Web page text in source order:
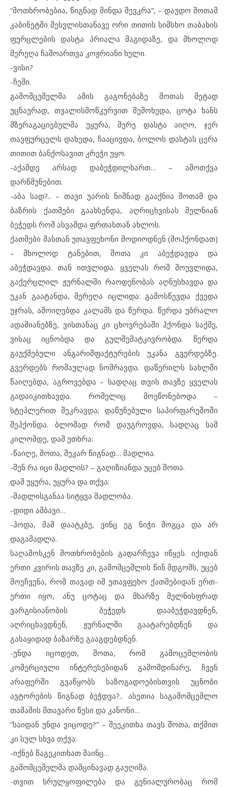
“მოთხრობებია, წიგნად მინდა შევკრა”, – დაუდო შოთამ
კაბინეტში შესვლისთანავე ორი თითის სიმსხო თაბახის
ფურცლების დასტა პრიალა მაგიდაზე, და მხოლოდ
მერეღა ჩამოართვა კოჟრიანი ხელი.
-ვისი?
-ჩემი.
გამომცემელმა ამის გაგონებაზე შოთას მეტად
უცნაურად, თვალისმოწკურვით შემოხედა, ცოტა ხანს
მზერაგაციებულმა უყურა, მერე დასტა აიღო, ჯერ
თავფურცელს დახედა, ჩააცივდა, ბოლოს დასტას ცერა
თითით ბანქოსავით კრეჭი უყო.
-აქამდე არსად დაბეჭდილხართ… – ამოთქვა
დარწმუნებით.
-აბა სად?.. – თავი უარის ნიშნად გააქნია შოთამ და
ბაზრის ქათმები გაახსენდა, აღრიცხვისას მელნიან
ბეჭედს რომ ასვამდა ფრთასთან ახლოს.
ქათმები მასთან უთავფეხონი მოდიოდნენ (მოჰქონდათ)
– მხოლოდ ტანებით, შოთა კი აბეჭდავდა და
აბეჭდავდა. თან ითვლიდა. ყველას რომ მოუვლიდა,
გაქერცლილ ჟურნალში რაოდენობას აღნუსხავდა და
უკან გაატანდა, მერეღა იცლიდა: გამოსწევდა ქვედა
უჯრას, ამოიღებდა კალამს და წერდა. წერდა უბრალო
ადამიანებზე, ვისთანაც კი ცხოვრებაში ჰქონდა საქმე,
ვისაც იცნობდა და გულშემატკივრობდა. წერდა
გაუქმებული ანგარიშფაქტურების უკანა გვერდებზე.
გვერდებს რომაულად ნომრავდა. დაწერილს სახლში
წაიღებდა, აგროვებდა – სადღაც თვის თავზე ყველას
გადაიკითხავდა. რომელიც მოეწონებოდა –
სტეპლერით შეკრავდა; დაწუნებული საპირფარეშოში
შეჰქონდა. ბლომად რომ დაუგროვდა, სადღაც სამ
კილომდე, დამ უთხრა:
-წაიღე, შოთა, შეკარ წიგნად… მადლია.
-შენ რა იცი მადლის? – გაღიზიანდა უცებ შოთა.
დამ უყურა, უყურა და თქვა:
-მადლისგანაა სიტყვა მადლობა.
-დიდი ამბავი…
-ჰოდა, მაშ დაატკბე, ვინც ეგ ნიჭი მოგცა და არ
დაგამადლა.
საღამოსკენ მოთხრობების გადარჩევა იწყეს. იქიდან
ერთი კვირის თავზე კი, გამომცემლის წინ მდგომს, უცებ
მოეჩვენა, რომ თავად იმ უთავფეხო ქათმებიდან ერთ-
ერთი იყო, ანუ ცოტაც და მხარზე მელნისფრად
ვარგისიანობის ბეჭედს დააბეჭდავდნენ,
აღრიცხავდნენ, ჟურნალში გაატარებდნენ და
გასაყიდად ბაზარზე გააგდებდნენ.
-უნდა იცოდეთ, შოთა, რომ გამოცემლობის
კომერციული ინტერესებიდან გამომდინარე, ჩვენ
არაფერში გვაწყობს საზოგადოებისთვის უცნობი
ავტორების წიგნად ბეჭდვა?.. ასეთია საგამომცემლო
თამაშის მთავარი წესი და კანონი…
“საიდან უნდა ვიცოდე?” – შეეკითხა თავს შოთა, თქმით
კი სულ სხვა თქვა:
-იქნებ წაგეკითხათ მაინც…
გამომცემელმა დამცინავად გაუღიმა.
-თვით სრულყოფილება და გენიალურობაც რომ